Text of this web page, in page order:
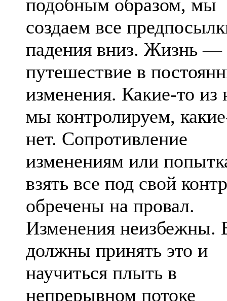
подобным образом, мы
создаем все
падения вниз. Жизнь —
путешествие в
изменения. Какие-то из
мы контролируем,
нет. Сопротивление
изменениям или
взять все под свой
обречены на провал.
Изменения неизбежны.
должны принять это и
научиться плыть в
непрерывном потоке